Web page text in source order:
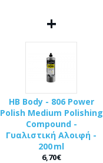
+
HB Body - 806 Power
Polish Medium Polishing
Compound -
Γυαλιστική Αλοιφή -
200 ml
6,70€